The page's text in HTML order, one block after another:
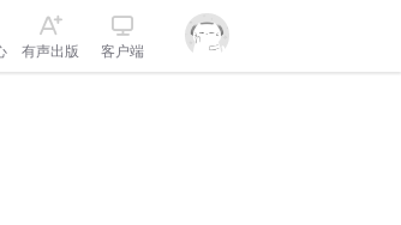
有声出版 客户端